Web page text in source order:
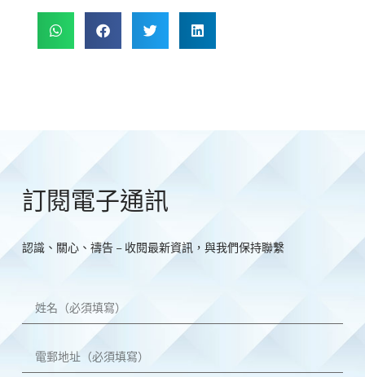
訂閱電子通訊
認識、關心、禱告 – 收閱最新資訊，與我們保持聯繫